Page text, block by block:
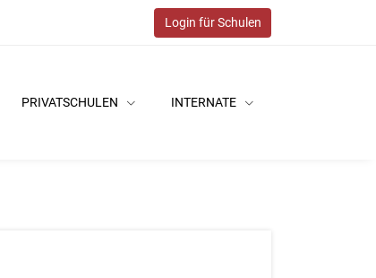
Login für Schulen
PRIVATSCHULEN INTERNATE